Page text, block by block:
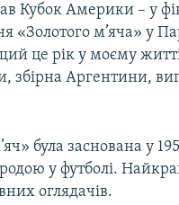
Кубок Америки – у
«Золотого м’яча» у
це рік у моєму
збірна Аргентини,
була заснована у
у футболі.
оглядачів.